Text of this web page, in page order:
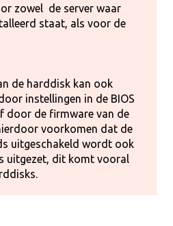
zowel de server waar
staat, als voor de
de harddisk kan ook
instellingen in de BIOS
door de firmware van de
voorkomen dat de
uitgeschakeld wordt ook
uitgezet, dit komt vooral